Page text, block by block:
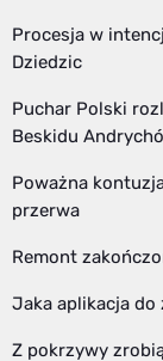
Procesja w
Dziedzic
Puchar Polski
Beskidu
Poważna
przerwa
Remont
Jaka aplikacja do
Z pokrzywy